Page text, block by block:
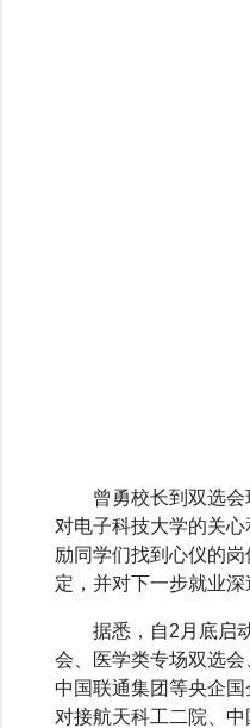
曾勇校长到双选
对电子科技大学的关
励同学们找到心仪的
定，并对下一步就
据悉，自2月底启
会、医学类专场双选
中国联通集团等央企
对接航天科工二院、